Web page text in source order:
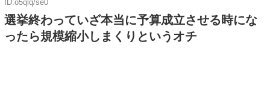
ID:o5qlq/se0
選挙終わっていざ本当に予算成立させる時にな
ったら規模縮小しまくりというオチ